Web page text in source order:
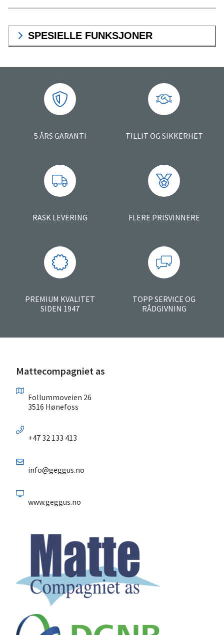
SPESIELLE FUNKSJONER
5 ÅRS GARANTI TILLIT OG SIKKERHET
RASK LEVERING FLERE PRISVINNERE
PREMIUM KVALITET
SIDEN 1947
TOPP SERVICE OG
RÅDGIVNING
Mattecompagniet as
Follummoveien 26
3516 Hønefoss
+47 32 133 413
info@geggus.no
www.geggus.no